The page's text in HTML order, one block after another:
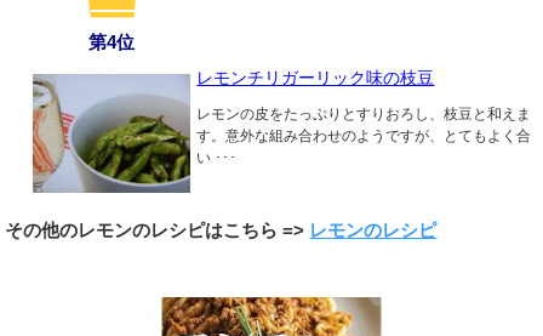
第4位
レモンチリガーリック味の枝豆
レモンの皮をたっぷりとすりおろし、枝豆と和えま
す。意外な組み合わせのようですが、とてもよく合
い ･･･
その他のレモンのレシピはこちら => レモンのレシピ